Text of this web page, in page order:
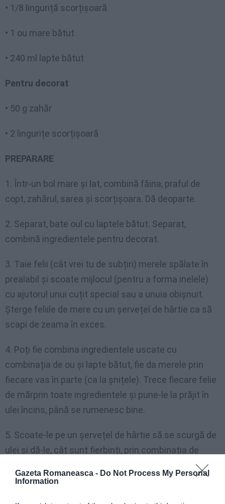
Gazeta Romaneasca - Do Not Process My Personal
Information
• 1/8 linguriță scorțișoară
• 1 ou mare bătut
• 240 ml lapte bătut
Pentru decorat
• 50 g zahăr
• 2 lingurițe scorțișoară
PREPARARE
1. Într-un bol mare și lat, combină făina, praful de
copt, zahărul, sarea și scorțișoara. Dă deoparte.
2. Separat, bate oul cu laptele bătut. Separat,
combină ingredientele pentru decorat.
3. Taie felii (cât vrei tu de subțiri) merele spălate în
prealabil și scoate mijlocul (pentru a forma inelele)
cu ajutorul unui cuțit special sau a unuia obișnuit.
Șterge feliile de mere cu un șervețel de hârtie ca să
scapi de zeama în exces.
4. Poți fie combina ingredientele uscate cu
combinația de ou și lapte bătut, fie da merele prin
fiecare vas în parte (ca la șnițele). Trece fiecare felie
de mărprin toate ingredientele și pune-le la prăjit în
ulei încins, până se rumenesc bine.
5. Scoate-le pe un șervețel de hârtie să se scurgă de
ulei și dă-le, cât sunt fierbinți, prin combinația de